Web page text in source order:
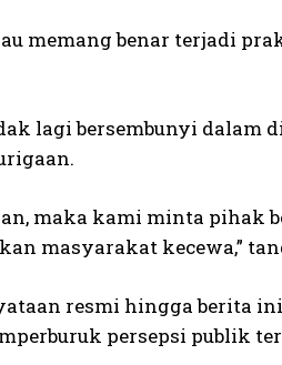
memang benar terjadi
lagi bersembunyi dalam
maka kami minta pihak
masyarakat kecewa,”
resmi hingga berita
persepsi publik